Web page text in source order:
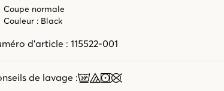
Coupe normale
Couleur : Black
d'article : 115522-001
de lavage :